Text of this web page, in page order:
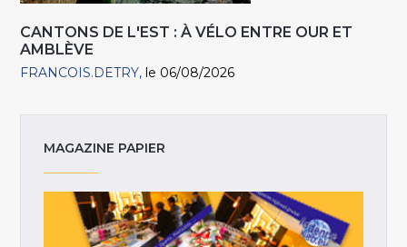
CANTONS DE L'EST : À VÉLO ENTRE OUR ET
AMBLÈVE
FRANCOIS.DETRY le 06/08/2026
MAGAZINE PAPIER